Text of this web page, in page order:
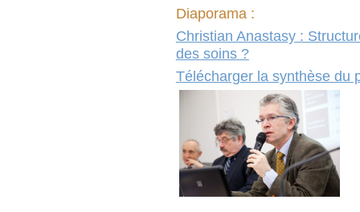
Diaporama :
Christian Anastasy :
des soins ?
Télécharger la synthèse du